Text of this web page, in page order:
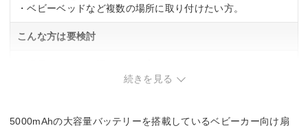
・ベビーベッドなど複数の場所に取り付けたい方。
こんな方は要検討
続きを見る
5000mAhの大容量バッテリーを搭載しているベビーカー向け扇